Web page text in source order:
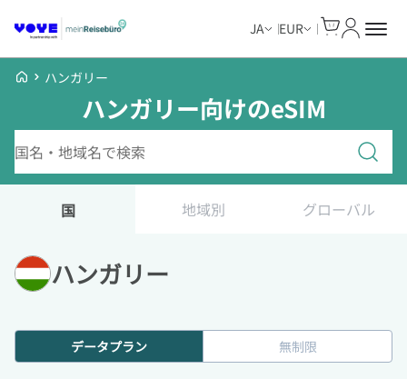
JA EUR
Voye Homepage
ハンガリー
ハンガリー向けのeSIM
国 地域別 グローバル
ハンガリー
データプラン 無制限